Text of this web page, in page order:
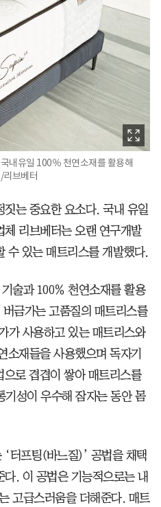
내유일 100％ 천연소재를 활용해
리브베터
는 중요한 요소다. 국내 유일
리브베터는 오랜 연구개발
수 있는 매트리스를 개발했다.
술과 100％ 천연소재를 활용
금가는 고품질의 매트리스를
가 사용하고 있는 매트리스와
소재들을 사용했으며 독자기
로 겹겹이 쌓아 매트리스를
성이 우수해 잠자는 동안 몸
‘터프팅(바느질)’ 공법을 채택
. 이 공법은 기능적으로는 내
고급스러움을 더해준다. 매트